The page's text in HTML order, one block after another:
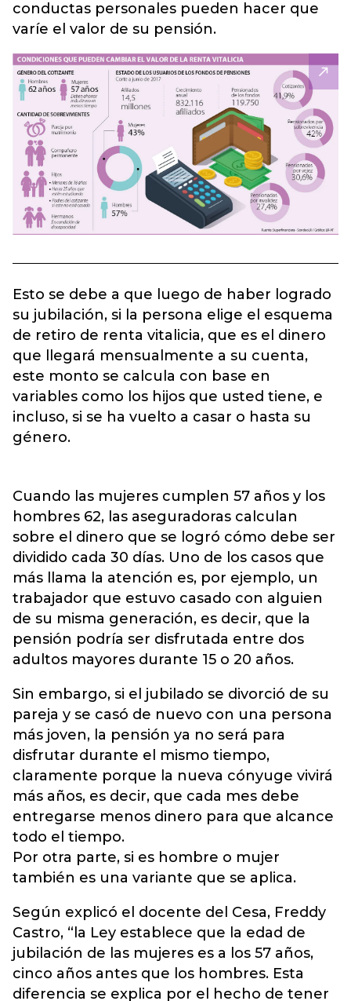
conductas personales pueden hacer que
varíe el valor de su pensión.
Esto se debe a que luego de haber logrado
su jubilación, si la persona elige el esquema
de retiro de renta vitalicia, que es el dinero
que llegará mensualmente a su cuenta,
este monto se calcula con base en
variables como los hijos que usted tiene, e
incluso, si se ha vuelto a casar o hasta su
género.
Cuando las mujeres cumplen 57 años y los
hombres 62, las aseguradoras calculan
sobre el dinero que se logró cómo debe ser
dividido cada 30 días. Uno de los casos que
más llama la atención es, por ejemplo, un
trabajador que estuvo casado con alguien
de su misma generación, es decir, que la
pensión podría ser disfrutada entre dos
adultos mayores durante 15 o 20 años.
Sin embargo, si el jubilado se divorció de su
pareja y se casó de nuevo con una persona
más joven, la pensión ya no será para
disfrutar durante el mismo tiempo,
claramente porque la nueva cónyuge vivirá
más años, es decir, que cada mes debe
entregarse menos dinero para que alcance
todo el tiempo.
Por otra parte, si es hombre o mujer
también es una variante que se aplica.
Según explicó el docente del Cesa, Freddy
Castro, “la Ley establece que la edad de
jubilación de las mujeres es a los 57 años,
cinco años antes que los hombres. Esta
diferencia se explica por el hecho de tener